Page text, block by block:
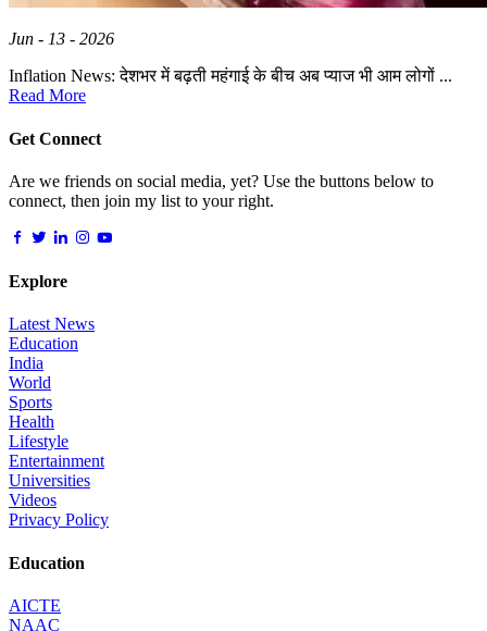
Jun - 13 - 2026
Inflation News: देशभर में बढ़ती महंगाई के बीच अब प्याज भी आम लोगों ...
Read More
Get Connect
Are we friends on social media, yet? Use the buttons below to
connect, then join my list to your right.
Explore
Latest News
Education
India
World
Sports
Health
Lifestyle
Entertainment
Universities
Videos
Privacy Policy
Education
AICTE
NAAC